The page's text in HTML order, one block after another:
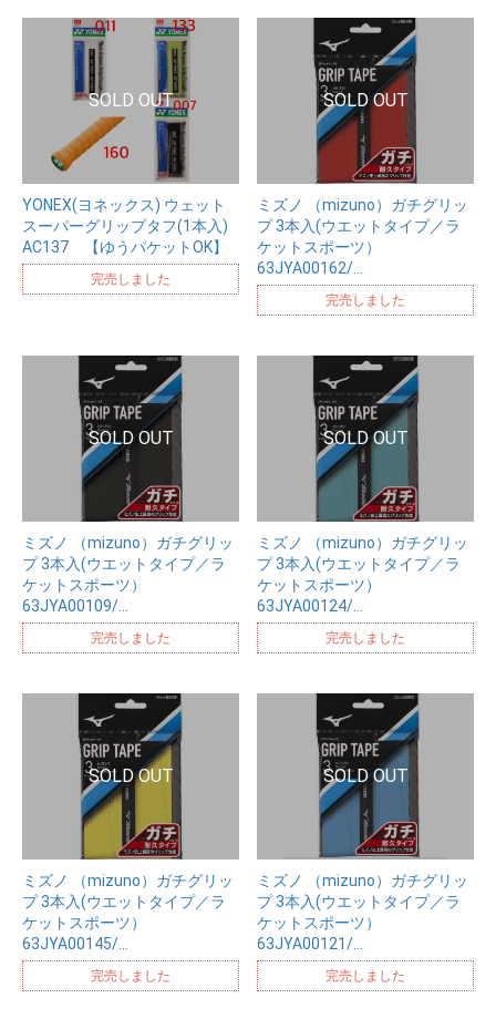
YONEX(ヨネックス) ウェット
スーパーグリップタフ(1本入)
AC137 【ゆうパケットOK】
完売しました
ミズノ （mizuno）ガチグリッ
プ 3本入(ウエットタイプ／ラ
ケットスポーツ）
63JYA00162/…
完売しました
ミズノ （mizuno）ガチグリッ
プ 3本入(ウエットタイプ／ラ
ケットスポーツ）
63JYA00109/…
完売しました
ミズノ （mizuno）ガチグリッ
プ 3本入(ウエットタイプ／ラ
ケットスポーツ）
63JYA00124/…
完売しました
ミズノ （mizuno）ガチグリッ
プ 3本入(ウエットタイプ／ラ
ケットスポーツ）
63JYA00145/…
完売しました
ミズノ （mizuno）ガチグリッ
プ 3本入(ウエットタイプ／ラ
ケットスポーツ）
63JYA00121/…
完売しました